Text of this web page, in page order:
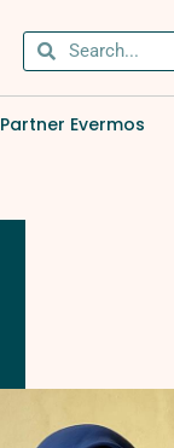
Partner Evermos